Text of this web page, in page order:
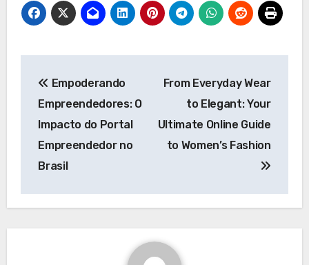
navigation
Empoderando
Empreendedores: O
Impacto do Portal
Empreendedor no
Brasil
From Everyday Wear
to Elegant: Your
Ultimate Online Guide
to Women’s Fashion